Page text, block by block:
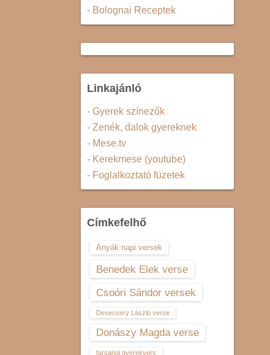
- Bolognai Receptek
Linkajánló
- Gyerek színezők
- Zenék, dalok gyereknek
- Mese.tv
- Kerekmese (youtube)
- Foglalkoztató füzetek
Címkefelhő
Anyák napi versek
Benedek Elek verse
Csoóri Sándor versek
Devecsery László verse
Donászy Magda verse
farsangi gyerekvers